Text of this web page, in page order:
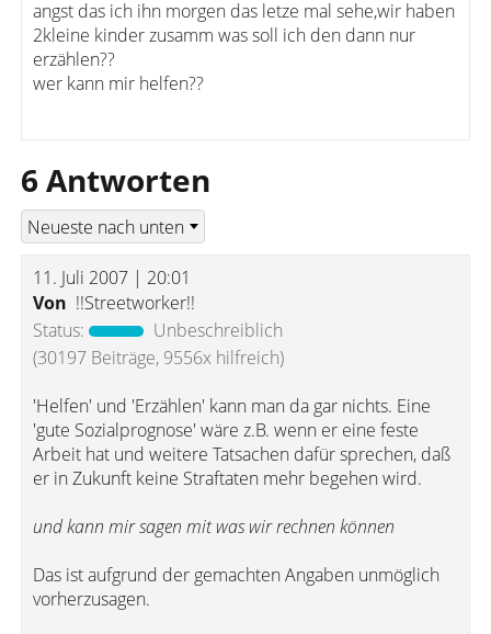
angst das ich ihn morgen das letze mal sehe,wir haben
2kleine kinder zusamm was soll ich den dann nur
erzählen??
wer kann mir helfen??
6 Antworten
11. Juli 2007 | 20:01
Von !!Streetworker!!
Status:
Unbeschreiblich
(30197 Beiträge, 9556x hilfreich)
'Helfen' und 'Erzählen' kann man da gar nichts. Eine
'gute Sozialprognose' wäre z.B. wenn er eine feste
Arbeit hat und weitere Tatsachen dafür sprechen, daß
er in Zukunft keine Straftaten mehr begehen wird.
und kann mir sagen mit was wir rechnen können
Das ist aufgrund der gemachten Angaben unmöglich
vorherzusagen.